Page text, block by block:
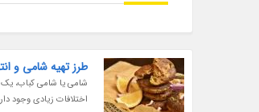
طرز تهیه شامی و
شامی یا شامی کباب، یک
اختلافات زیادی وجود